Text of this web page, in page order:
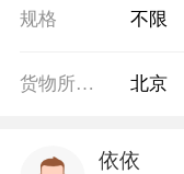
规格 不限
货物所在地 北京
依依